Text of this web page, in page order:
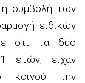
συμβολή των
ειδικών
ότι τα δύο
ετών, είχαν
κοινού την